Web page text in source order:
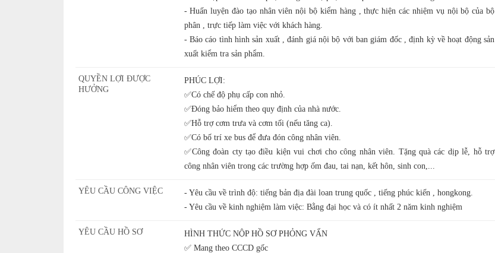
- Huấn luyện đào tạo nhân viên nội bộ kiểm hàng , thực hiện các nhiệm vụ nội bộ của bộ
phân , trực tiếp làm việc với khách hàng.
- Báo cáo tình hình sản xuất , đánh giá nội bộ với ban giám đốc , định kỳ về hoạt động sản
xuất kiểm tra sản phẩm.
QUYỀN LỢI ĐƯỢC
HƯỞNG
PHÚC LỢI:
✅️Có chế độ phụ cấp con nhỏ.
✅️Đóng bảo hiểm theo quy định của nhà nước.
✅️Hỗ trợ cơm trưa và cơm tối (nếu tăng ca).
✅️Có bố trí xe bus để đưa đón công nhân viên.
✅️Công đoàn cty tạo điều kiện vui chơi cho công nhân viên. Tặng quà các dịp lễ, hỗ trợ
công nhân viên trong các trường hợp ốm đau, tai nạn, kết hôn, sinh con,...
YÊU CẦU CÔNG VIỆC
- Yêu cầu về trình độ: tiếng bản địa đài loan trung quốc , tiếng phúc kiến , hongkong.
- Yêu cầu về kinh nghiệm làm việc: Bằng đại học và có ít nhất 2 năm kinh nghiệm
YÊU CẦU HỒ SƠ
HÌNH THỨC NỘP HỒ SƠ PHỎNG VẤN
✅ Mang theo CCCD gốc